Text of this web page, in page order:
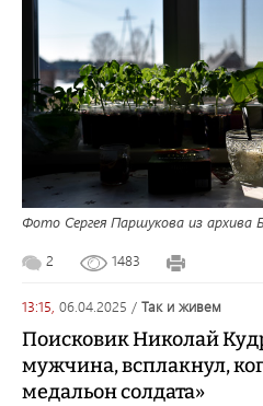
Фото Сергея Паршукова из архива
2 1483
13:15, 06.04.2025 / так и живем
Поисковик Николай
мужчина, всплакнул,
медальон солдата»